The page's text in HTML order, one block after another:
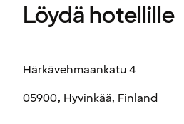
Löydä hotellille
Härkävehmaankatu 4
05900, Hyvinkää, Finland